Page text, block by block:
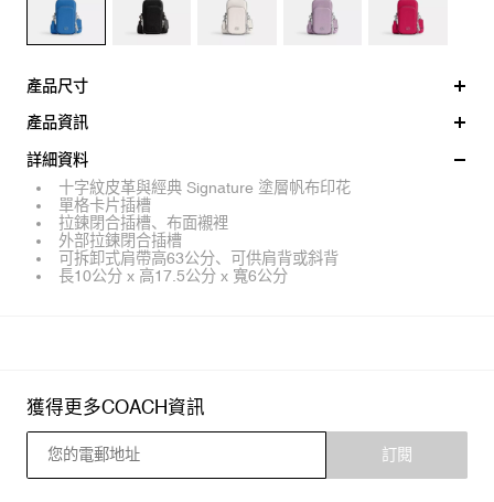
產品尺寸
產品資訊
詳細資料
十字紋皮革與經典 Signature 塗層帆布印花
單格卡片插槽
拉鍊閉合插槽、布面襯裡
外部拉鍊閉合插槽
可拆卸式肩帶高63公分、可供肩背或斜背
長10公分 x 高17.5公分 x 寬6公分
獲得更多COACH資訊
訂閱